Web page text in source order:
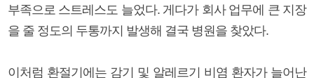
부족으로 스트레스도 늘었다. 게다가 회사 업무에 큰 지장
을 줄 정도의 두통까지 발생해 결국 병원을 찾았다.
이처럼 환절기에는 감기 및 알레르기 비염 환자가 늘어난